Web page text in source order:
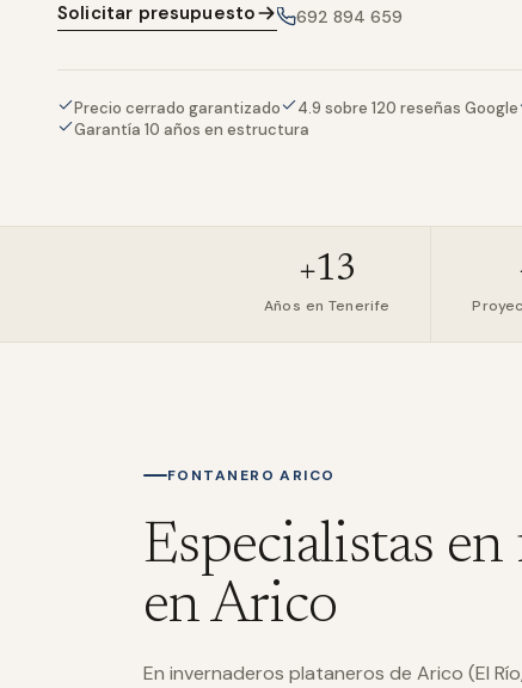
Solicitar presupuesto 692 894 659
Precio cerrado garantizado 4.9 sobre 120 reseñas Google
Garantía 10 años en estructura
+13
Años en Tenerife
FONTANERO ARICO
Especialistas
en Arico
En invernaderos plataneros de Arico (El